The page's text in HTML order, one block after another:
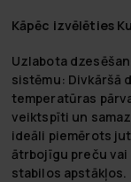
Kāpēc izvēlēties
Uzlabota
sistēmu: Divkāršā
temperatūras
veiktspīti un
ideāli piemērots
ātrbojīgu preču
stabilos apstākļos.